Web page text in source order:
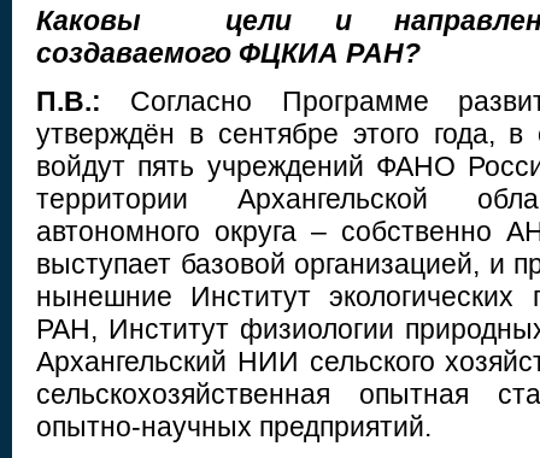
Каковы цели и
создаваемого ФЦКИА РАН?
П.В.: Согласно Программе
утверждён в сентябре этого года, в
войдут пять учреждений ФАНО
территории Архангельской
автономного округа – собственно
выступает базовой организацией, и
нынешние Институт
РАН, Институт физиологии
Архангельский НИИ сельского
сельскохозяйственная опытная
опытно-научных предприятий.